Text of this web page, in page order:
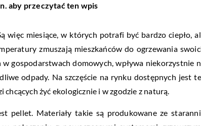
aby przeczytać ten wpis
więc miesiące, w których potrafi być bardzo ciepło,
zmuszają mieszkańców do ogrzewania
gospodarstwach domowych, wpływa niekorzystnie
odpady. Na szczęście na rynku dostępnych jest
żyć ekologicznie i w zgodzie z naturą.
pellet. Materiały takie są produkowane ze